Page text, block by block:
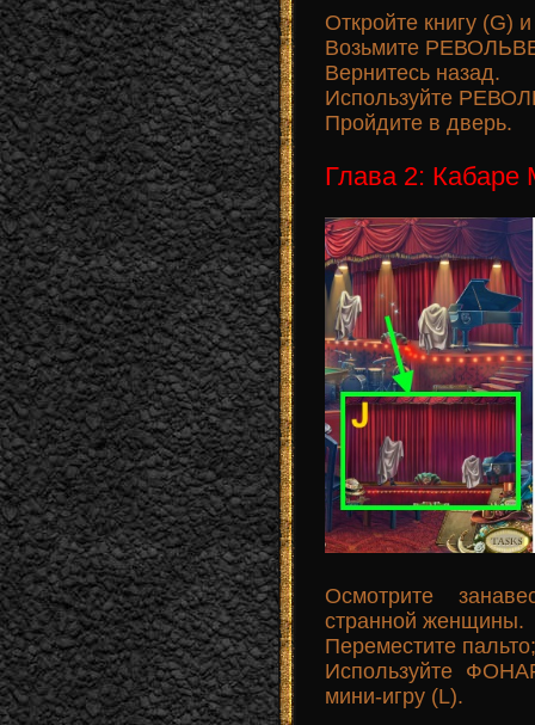
Откройте книгу (G)
Возьмите
Вернитесь назад.
Используйте
Пройдите в дверь.
Глава 2:
Осмотрите
странной женщины.
Переместите
Используйте
мини-игру (L).